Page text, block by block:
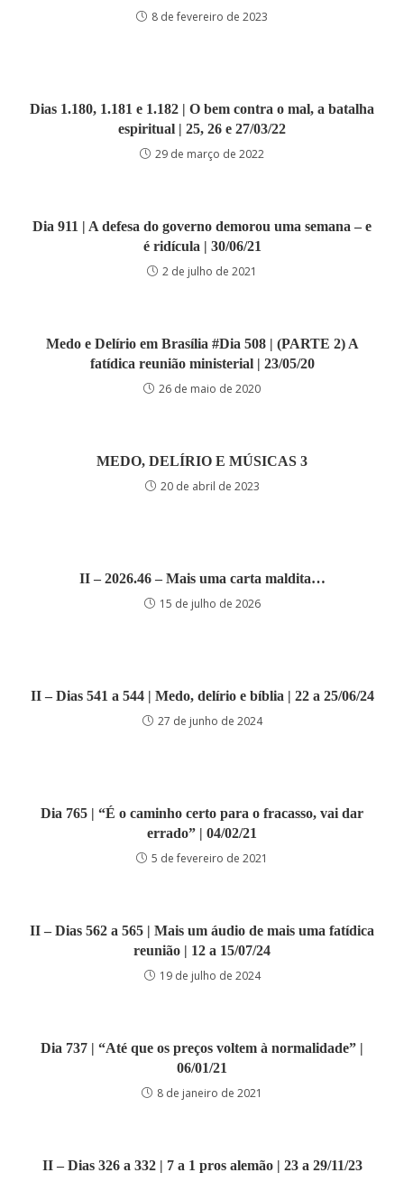
8 de fevereiro de 2023
Dias 1.180, 1.181 e 1.182 | O bem contra o mal, a batalha
espiritual | 25, 26 e 27/03/22
29 de março de 2022
Dia 911 | A defesa do governo demorou uma semana – e
é ridícula | 30/06/21
2 de julho de 2021
Medo e Delírio em Brasília #Dia 508 | (PARTE 2) A
fatídica reunião ministerial | 23/05/20
26 de maio de 2020
MEDO, DELÍRIO E MÚSICAS 3
20 de abril de 2023
II – 2026.46 – Mais uma carta maldita…
15 de julho de 2026
II – Dias 541 a 544 | Medo, delírio e bíblia | 22 a 25/06/24
27 de junho de 2024
Dia 765 | “É o caminho certo para o fracasso, vai dar
errado” | 04/02/21
5 de fevereiro de 2021
II – Dias 562 a 565 | Mais um áudio de mais uma fatídica
reunião | 12 a 15/07/24
19 de julho de 2024
Dia 737 | “Até que os preços voltem à normalidade” |
06/01/21
8 de janeiro de 2021
II – Dias 326 a 332 | 7 a 1 pros alemão | 23 a 29/11/23